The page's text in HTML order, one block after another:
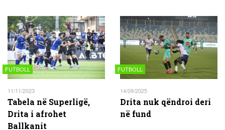
FUTBOLL
11/11/2023
Tabela në Superligë,
Drita i afrohet
Ballkanit
FUTBOLL
14/09/2025
Drita nuk qëndroi deri
në fund